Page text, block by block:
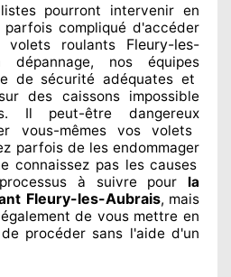
pourront intervenir en
compliquéd'accéder
roulants Fleury-les-
nos équipes
de sécurité adéquates et
des caissons impossible
Il peut-être dangereux
vous-mêmes vos volets
parfois de les endommager
connaissez pas les causes
à suivre pour la
Fleury-les-Aubrais, mais
de vous mettre en
procéder sans l'aide d'un